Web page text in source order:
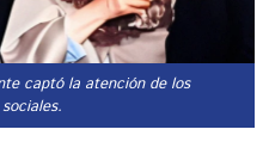
captó la atención de los